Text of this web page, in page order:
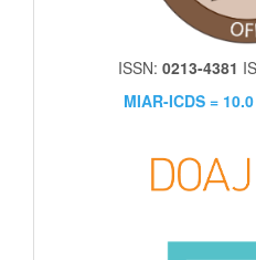
ISSN: 0213-4381
MIAR-ICDS = 10.0